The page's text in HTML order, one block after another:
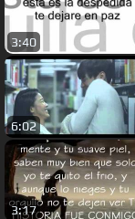
3:40
6:02
3:17